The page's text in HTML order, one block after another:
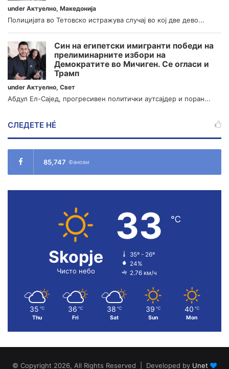
under Актуелно, Македонија
Полицијата во Тетовско истражува случај во кој две дево...
Син на египетски имигранти победи на
прелиминарните избори на
Демократите во Мичиген. Се огласи и
Трамп
under Актуелно, Свет
Абдул Ел-Сајед, прогресивен политички аутсајдер и поран...
СЛЕДЕТЕ НÉ
85,747 Фанови
Skopje
Чисто небо
33 ℃
35º - 26º
24%
2.76 км/ч
35 ℃
Thu
36 ℃
Fri
38 ℃
Sat
39 ℃
Sun
40 ℃
Mon
© Copyright 2026, All Rights Reserved | Developed by Unet